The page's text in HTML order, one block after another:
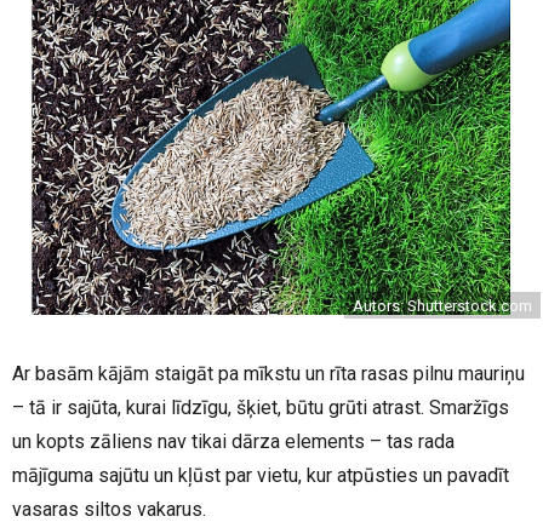
Autors: Shutterstock.com
Ar basām kājām staigāt pa mīkstu un rīta rasas pilnu mauriņu
– tā ir sajūta, kurai līdzīgu, šķiet, būtu grūti atrast. Smaržīgs
un kopts zāliens nav tikai dārza elements ­­­­­­­­­­­– tas rada
mājīguma sajūtu un kļūst par vietu, kur atpūsties un pavadīt
vasaras siltos vakarus.